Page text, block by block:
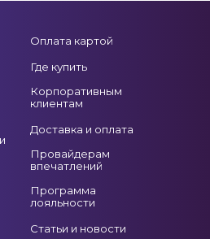
Оплата картой
Где купить
Корпоративным
клиентам
Доставка и оплата
Провайдерам
впечатлений
Программа
лояльности
Статьи и новости